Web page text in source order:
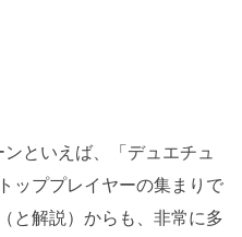
といえば、「デュエチュ
ッププレイヤーの集まりで
と解説）からも、非常に多